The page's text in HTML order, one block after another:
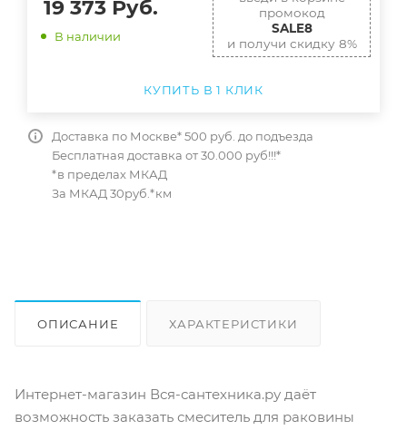
19 373 Руб.
В наличии
промокод
SALE8
и получи скидку 8%
КУПИТЬ В 1 КЛИК
Доставка по Москве* 500 руб. до подъезда
Бесплатная доставка от 30.000 руб!!!*
*в пределах МКАД
За МКАД 30руб.*км
ОПИСАНИЕ ХАРАКТЕРИСТИКИ
Интернет-магазин Вся-сантехника.ру даёт
возможность заказать смеситель для раковины